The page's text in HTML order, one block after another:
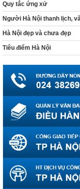
Quy tắc ứng xử
Người Hà Nội thanh lịch,
Hà Nội đẹp và chưa đẹp
Tiêu điểm Hà Nội